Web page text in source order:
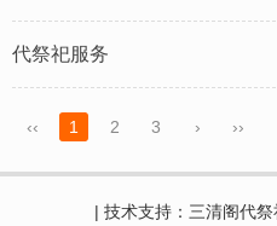
代祭祀服务
‹‹ 1 2 3 › ››
| 技术支持：三清阁代